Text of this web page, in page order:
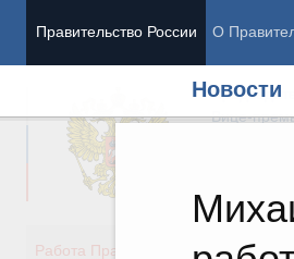
Правительство России О
Новости
Вице-
Работа Правительства